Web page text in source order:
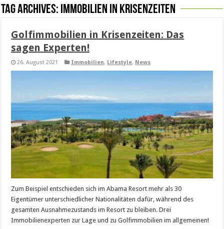
Tag Archives: Immobilien in Krisenzeiten
Golfimmobilien in Krisenzeiten: Das
sagen Experten!
26. August 2021 Immobilien, Lifestyle, News
Zum Beispiel entschieden sich im Abama Resort mehr als 30
Eigentümer unterschiedlicher Nationalitäten dafür, während des
gesamten Ausnahmezustands im Resort zu bleiben. Drei
Immobilienexperten zur Lage und zu Golfimmobilien im allgemeinen!